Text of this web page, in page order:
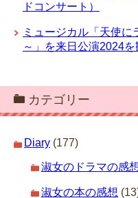
ドコンサート）
ミュージカル「天使に
～」を来日公演2024
カテゴリー
Diary (177)
淑女のドラマの感
淑女の本の感想